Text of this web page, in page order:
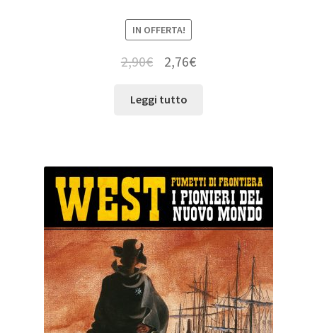
IN OFFERTA!
2,90€ 2,76€
Leggi tutto